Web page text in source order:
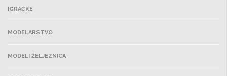
IGRAČKE
MODELARSTVO
MODELI ŽELJEZNICA